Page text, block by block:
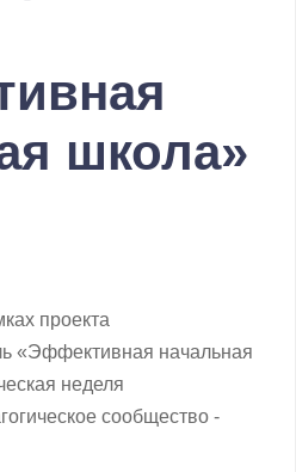
школа»
проекта
«Эффективная начальная
неделя
сообщество -